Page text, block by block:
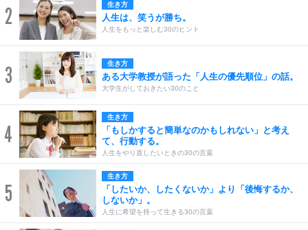
2 生き方
人生は、笑うが勝ち。
人生をもっと楽しむ30のヒント
3 生き方
ある大学教授が語った「人生の優先順位」の話。
大学生がしておきたい30のこと
4
生き方
「もしかすると簡単なのかもしれない」と考え
て、行動する。
人生をやり直したいときの30の言葉
5
生き方
「したいか、したくないか」より「後悔するか、
しないか」。
人生に希望を持って生きる30の言葉